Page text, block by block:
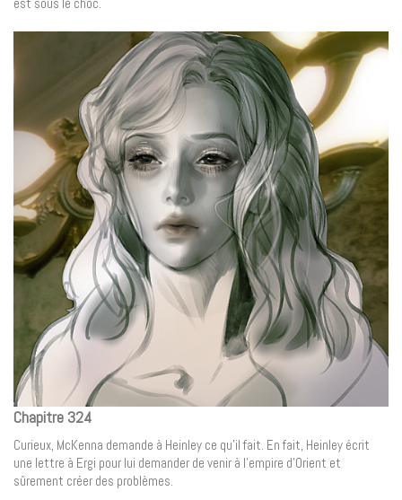
Chapitre 324
Curieux, McKenna demande à Heinley ce qu’il fait. En fait, Heinley écrit
une lettre à Ergi pour lui demander de venir à l’empire d’Orient et
sûrement créer des problèmes.